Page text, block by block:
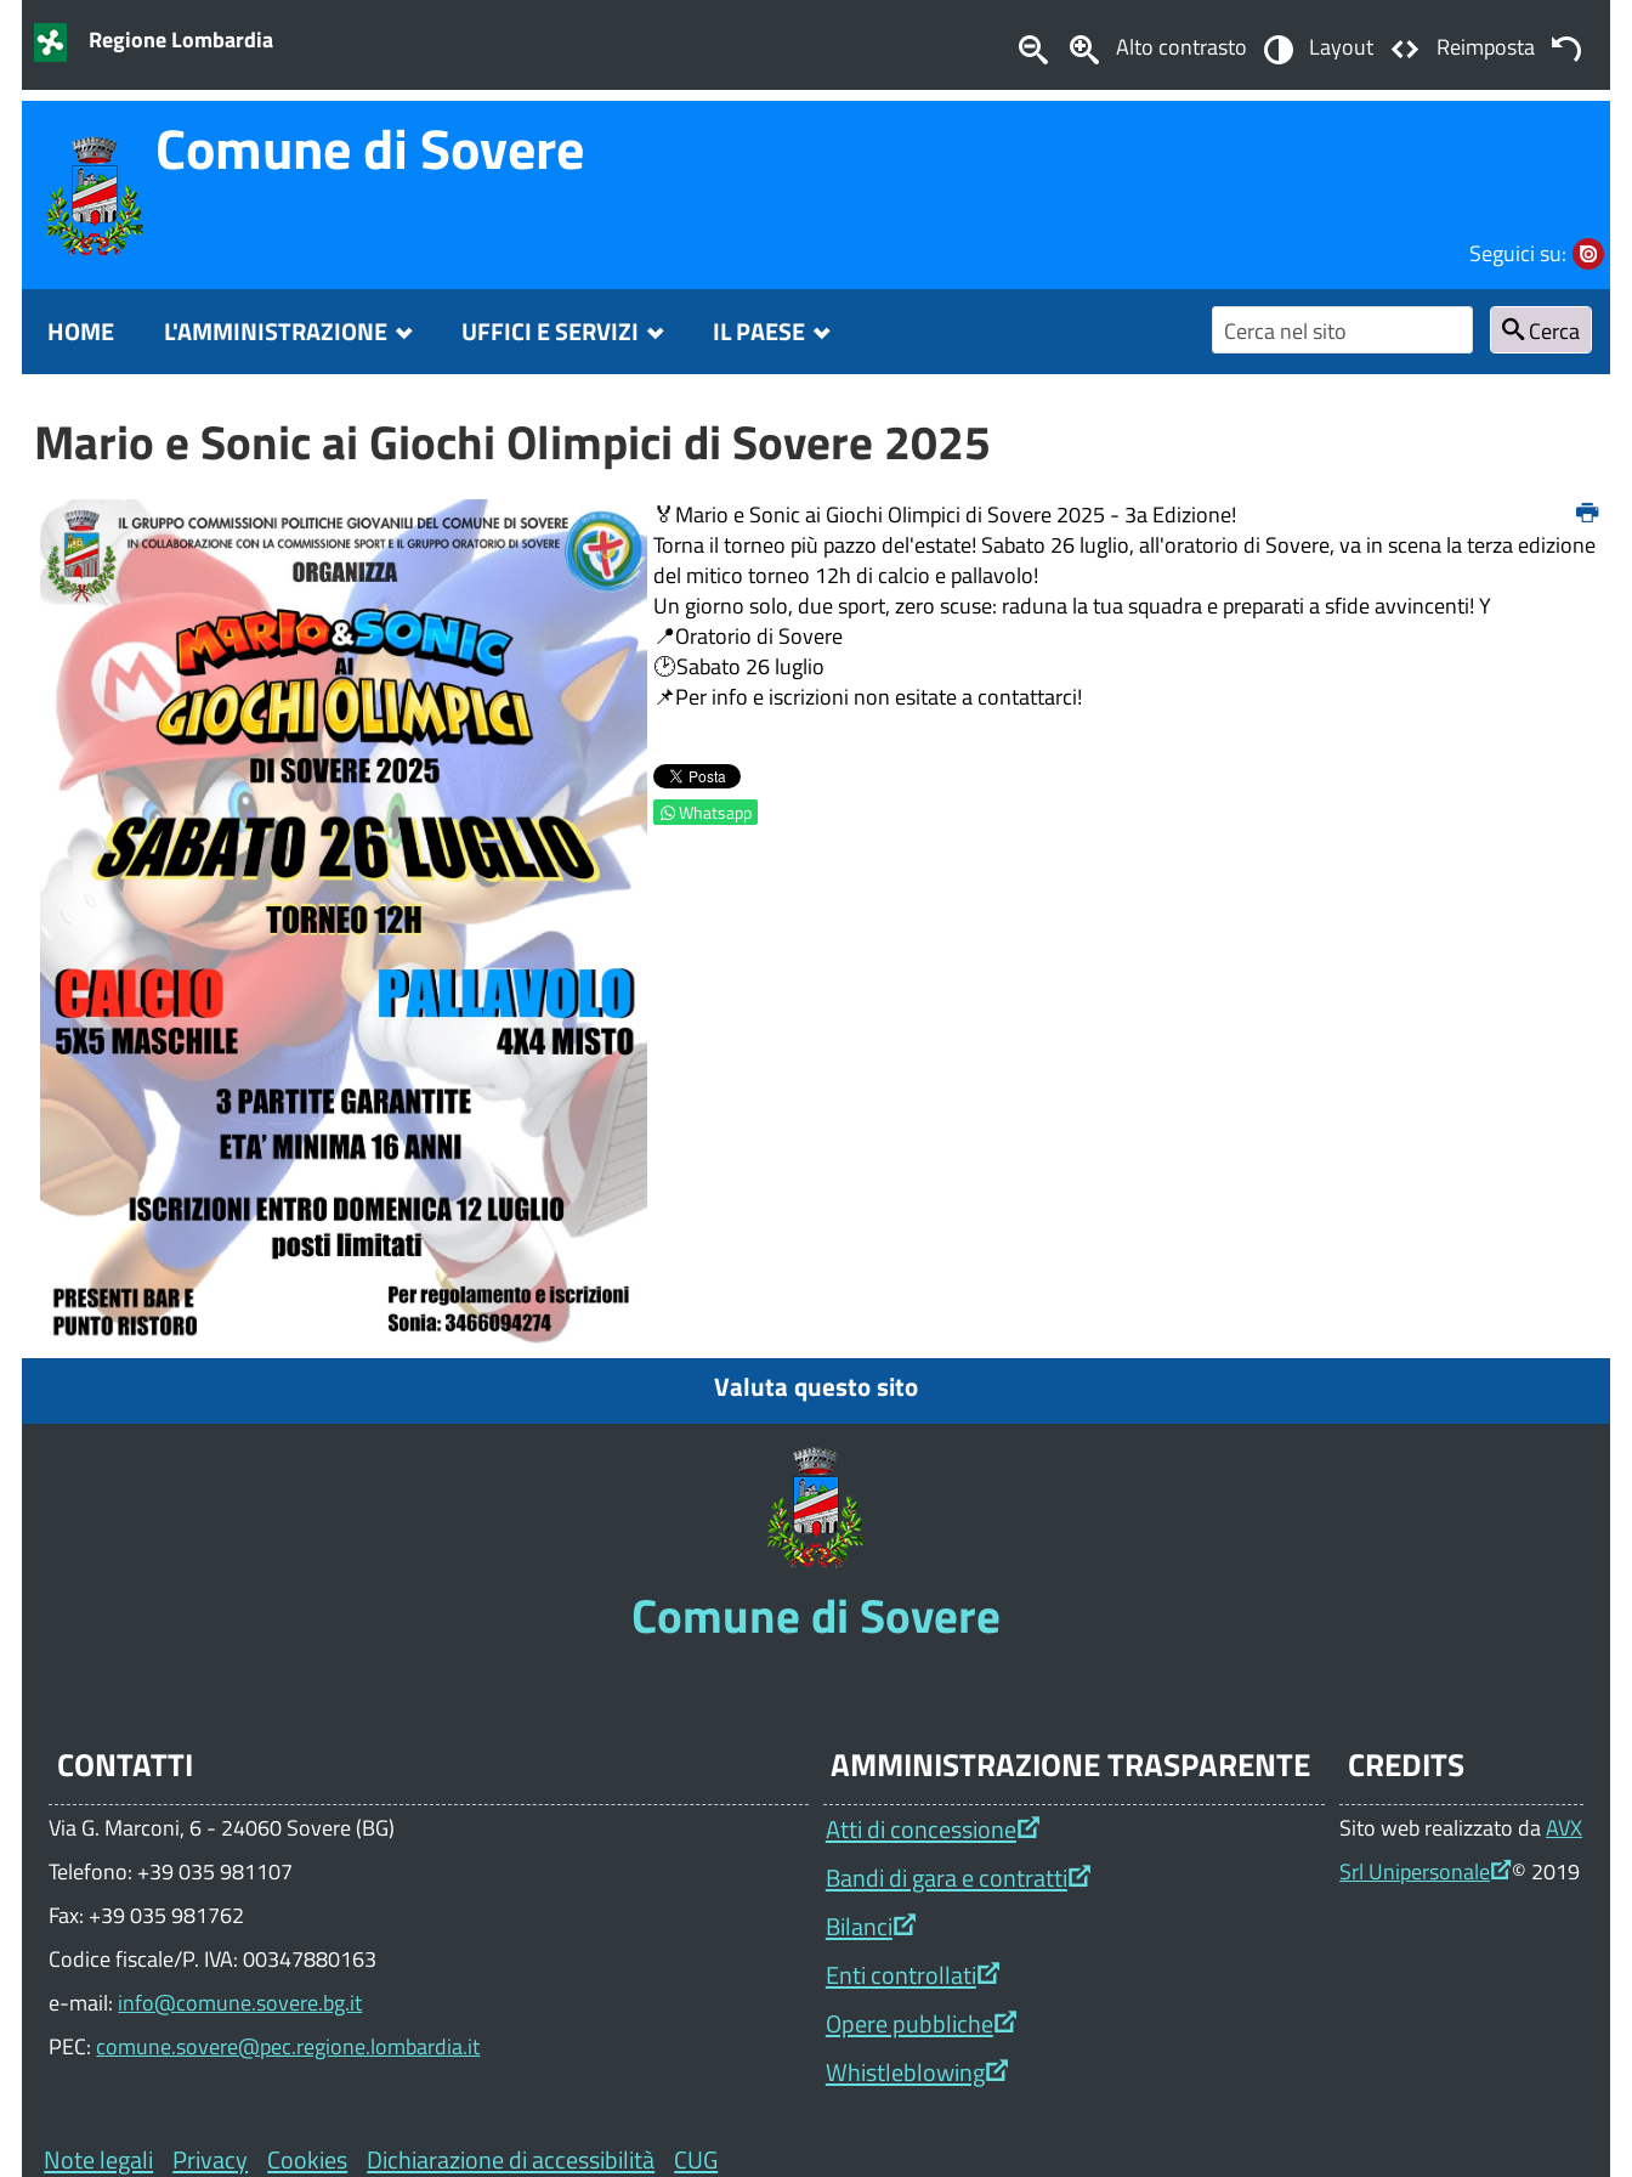
Regione Lombardia Alto contrasto Layout Reimposta
Comune di Sovere
Seguici su:
HOME L'AMMINISTRAZIONE UFFICI E SERVIZI IL PAESE Cerca
Mario e Sonic ai Giochi Olimpici di Sovere 2025
🏅Mario e Sonic ai Giochi Olimpici di Sovere 2025 - 3a Edizione!
Torna il torneo più pazzo del'estate! Sabato 26 luglio, all'oratorio di Sovere, va in scena la terza edizione
del mitico torneo 12h di calcio e pallavolo!
Un giorno solo, due sport, zero scuse: raduna la tua squadra e preparati a sfide avvincenti! Y
📍Oratorio di Sovere
🕑Sabato 26 luglio
📌Per info e iscrizioni non esitate a contattarci!
Whatsapp
Valuta questo sito
Comune di Sovere
CONTATTI
Via G. Marconi, 6 - 24060 Sovere (BG)
Telefono: +39 035 981107
Fax: +39 035 981762
Codice fiscale/P. IVA: 00347880163
e-mail: info@comune.sovere.bg.it
PEC: comune.sovere@pec.regione.lombardia.it
AMMINISTRAZIONE TRASPARENTE
Atti di concessione
Bandi di gara e contratti
Bilanci
Enti controllati
Opere pubbliche
Whistleblowing
CREDITS
Sito web realizzato daAVX
Srl Unipersonale © 2019
Note legali Privacy Cookies Dichiarazione di accessibilità CUG